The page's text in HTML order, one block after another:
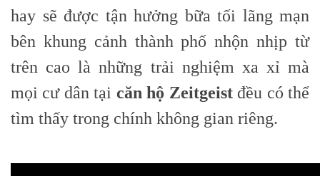
hay sẽ được tận hưởng bữa tối lãng mạn
bên khung cảnh thành phố nhộn nhịp từ
trên cao là những trải nghiệm xa xỉ mà
mọi cư dân tại căn hộ Zeitgeistđều có thể
tìm thấy trong chính không gian riêng.